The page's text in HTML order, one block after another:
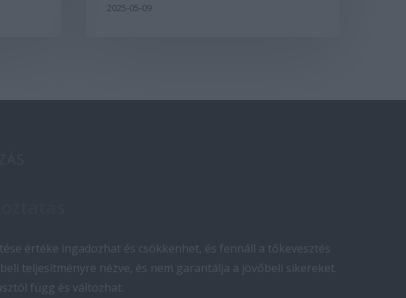
2025-05-09
értéke ingadozhat és csökkenhet, és fennáll a tőkevesztés
teljesítményre nézve, és nem garantálja a jövőbeli sikereket.
függ és változhat.